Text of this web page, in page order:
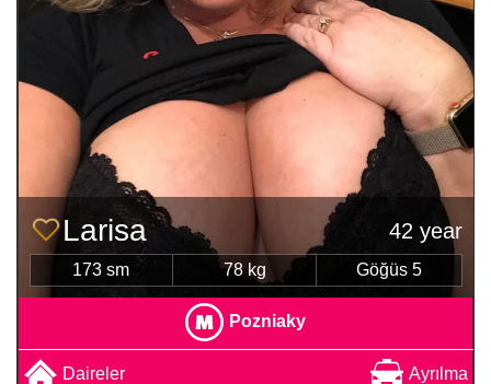
Larisa 42 year
173 sm 78 kg Göğüs 5
Pozniaky
Daireler Ayrılma